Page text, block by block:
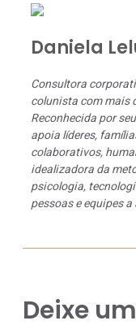
Daniela
Consultora
colunista com mais
Reconhecida por
apoia líderes,
colaborativos,
idealizadora da
psicologia,
pessoas e equipes
Deixe